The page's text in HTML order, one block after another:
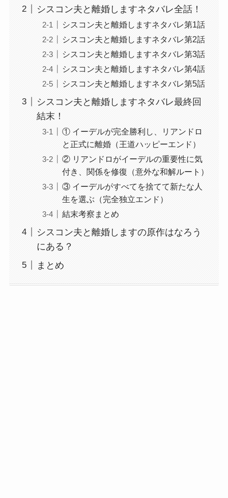
シスコン夫と離婚しますネタバレ全話！
シスコン夫と離婚しますネタバレ第1話
シスコン夫と離婚しますネタバレ第2話
シスコン夫と離婚しますネタバレ第3話
シスコン夫と離婚しますネタバレ第4話
シスコン夫と離婚しますネタバレ第5話
シスコン夫と離婚しますネタバレ最終回
結末！
① イーデルが完全勝利し、リアンドロ
と正式に離婚（王道ハッピーエンド）
② リアンドロがイーデルの重要性に気
付き、関係を修復（意外な和解ルート）
③ イーデルがすべてを捨てて新たな人
生を選ぶ（完全独立エンド）
結末考察まとめ
シスコン夫と離婚しますの原作はなろう
にある？
まとめ